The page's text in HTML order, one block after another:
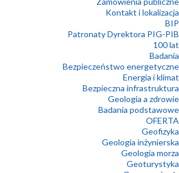
Kontakt i lokalizacja
BIP
Patronaty Dyrektora PIG-PIB
100 lat
Badania
Bezpieczeństwo energetyczne
Energia i klimat
Bezpieczna infrastruktura
Geologia a zdrowie
Badania podstawowe
OFERTA
Geofizyka
Geologia inżynierska
Geologia morza
Geoturystyka